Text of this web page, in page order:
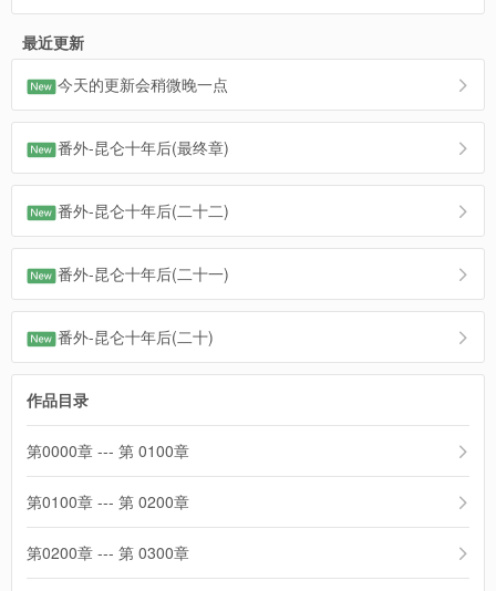
最近更新
今天的更新会稍微晚一点
番外-昆仑十年后(最终章)
番外-昆仑十年后(二十二)
番外-昆仑十年后(二十一)
番外-昆仑十年后(二十)
作品目录
第0000章 --- 第 0100章
第0100章 --- 第 0200章
第0200章 --- 第 0300章